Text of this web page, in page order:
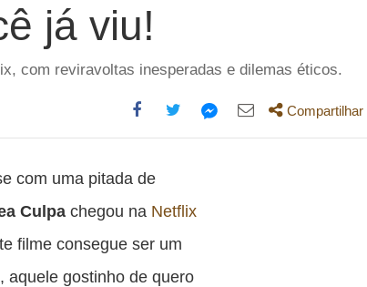
já viu!
com reviravoltas inesperadas e dilemas éticos.
Compartilhe
esta
Facebook
Compartilhe
Twitter
Compartilhe
Compartilhe
Compartilhar
com uma pitada de
Culpa chegou na Netflix
filme consegue ser um
aquele gostinho de quero